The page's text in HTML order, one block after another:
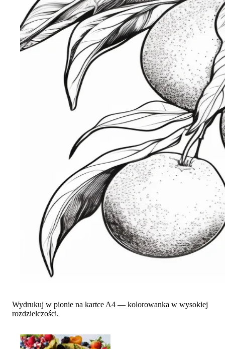
Wydrukuj w pionie na kartce A4 — kolorowanka w wysokiej
rozdzielczości.